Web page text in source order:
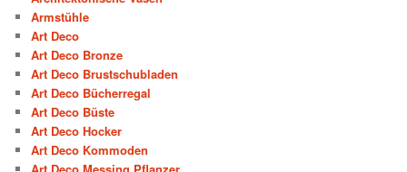
Armstühle
Art Deco
Art Deco Bronze
Art Deco Brustschubladen
Art Deco Bücherregal
Art Deco Büste
Art Deco Hocker
Art Deco Kommoden